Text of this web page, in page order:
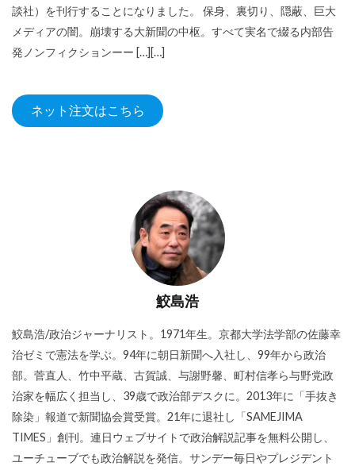
談社）を刊行することになりました。 保身、裏切り、隠蔽、巨大
メディアの闇。崩壊する大新聞の中枢。すべて実名で綴る内部告
発ノンフィクションーー […][…]
ネット注文はこちら
鮫島浩
鮫島浩/政治ジャーナリスト。1971年生。京都大学法学部の佐藤幸
治ゼミで憲法を学ぶ。94年に朝日新聞へ入社し、99年から政治
部。菅直人、竹中平蔵、古賀誠、与謝野馨、町村信孝ら与野党政
治家を幅広く担当し、39歳で政治部デスクに。2013年に「手抜き
除染」報道で新聞協会賞受賞。21年に退社し「SAMEJIMA
TIMES」創刊。連日ウェブサイトで政治解説記事を無料公開し、
ユーチューブでも政治解説を発信。サンデー毎日やプレジデント